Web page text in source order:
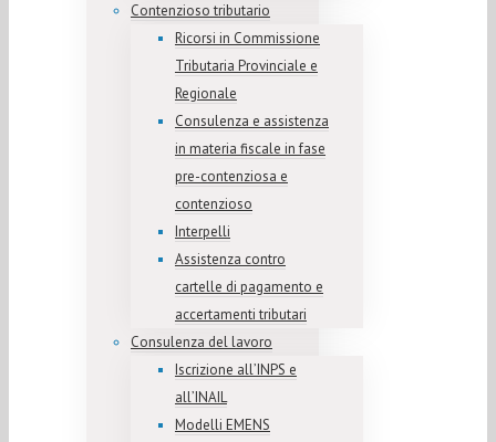
Contenzioso tributario
Ricorsi in Commissione
Tributaria Provinciale e
Regionale
Consulenza e assistenza
in materia fiscale in fase
pre-contenziosa e
contenzioso
Interpelli
Assistenza contro
cartelle di pagamento e
accertamenti tributari
Consulenza del lavoro
Iscrizione all’INPS e
all’INAIL
Modelli EMENS